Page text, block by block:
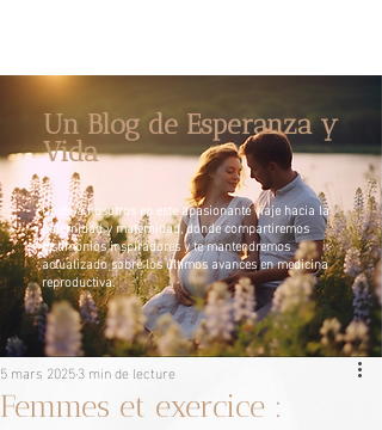
Un Blog de Esperanza y
Vida
Únete a nosotros en este apasionante viaje hacia la
paternidad y maternidad, donde compartiremos
testimonios inspiradores y te mantendremos
actualizado sobre los últimos avances en medicina
reproductiva.
Femmes et exercice :
5 mars 20253 min de lecture